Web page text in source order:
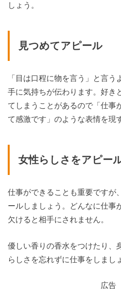
しょう。
見つめてアピール
「目は口程に物を言う」と言
手に気持ちが伝わります。好き
てしまうことがあるので「仕事
て感激です」のような表情を現
女性らしさをアピー
仕事ができることも重要ですが
ールしましょう。どんなに仕事
欠けると相手にされません。
優しい香りの香水をつけたり、
らしさを忘れずに仕事をしまし
広告